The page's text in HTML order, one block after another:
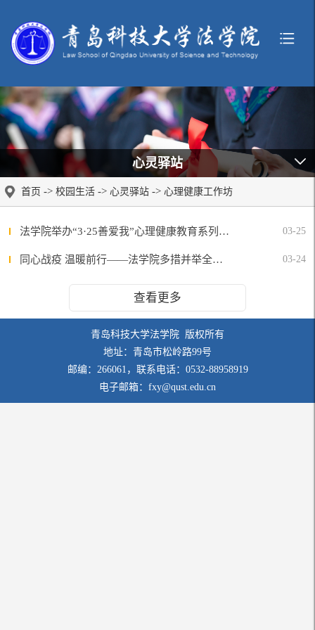
心灵驿站
首页 -> 校园生活 -> 心灵驿站 -> 心理健康工作坊
法学院举办“3·25善爱我”心理健康教育系列活动 03-25
同心战疫 温暖前行——法学院多措并举全力做好疫情期间的学生保障工作 03-24
查看更多
青岛科技大学法学院 版权所有
地址：青岛市松岭路99号
邮编：266061，联系电话：0532-88958919
电子邮箱：fxy@qust.edu.cn